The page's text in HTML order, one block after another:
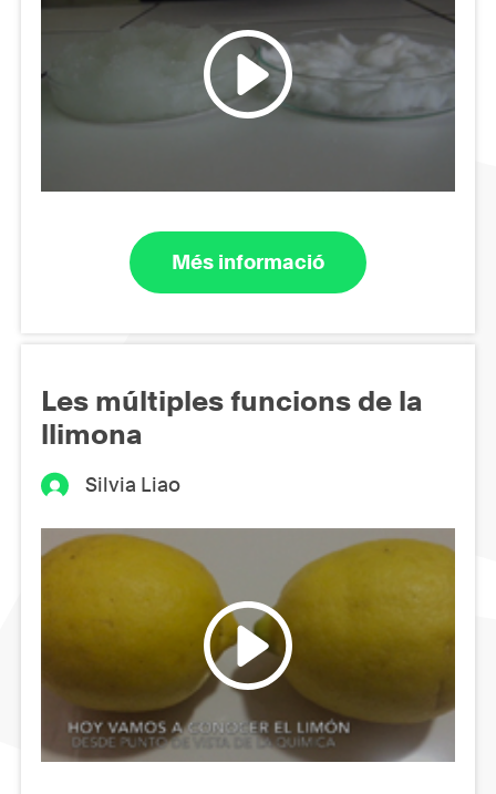
Més informació
Les múltiples funcions de la
llimona
Silvia Liao